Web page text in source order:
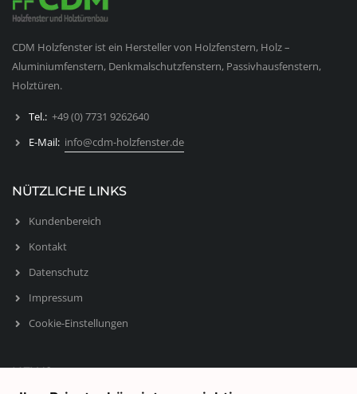
CDM Holzfenster ist ein Hersteller von Holzfenstern, Holz –
Aluminiumfenstern, Denkmalschutzfenstern, Passivhausfenstern,
Holztüren.
Tel.: +49 (0) 7731 9262640
E-Mail: info@cdm-holzfenster.de
NÜTZLICHE LINKS
Kundenbereich
Kontakt
Datenschutz
Impressum
Cookie-Einstellungen
NEWS